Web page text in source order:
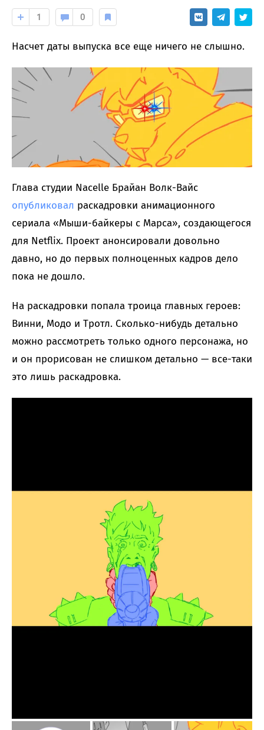
1 0
Насчет даты выпуска все еще ничего не слышно.
Глава студии Nacelle Брайан Волк-Вайс
опубликовал раскадровки анимационного
сериала «Мыши-байкеры с Марса», создающегося
для Netflix. Проект анонсировали довольно
давно, но до первых полноценных кадров дело
пока не дошло.
На раскадровки попала троица главных героев:
Винни, Модо и Тротл. Сколько-нибудь детально
можно рассмотреть только одного персонажа, но
и он прорисован не слишком детально — все-таки
это лишь раскадровка.